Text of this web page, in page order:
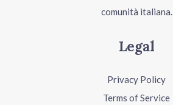
comunità italiana.
Legal
Privacy Policy
Terms of Service